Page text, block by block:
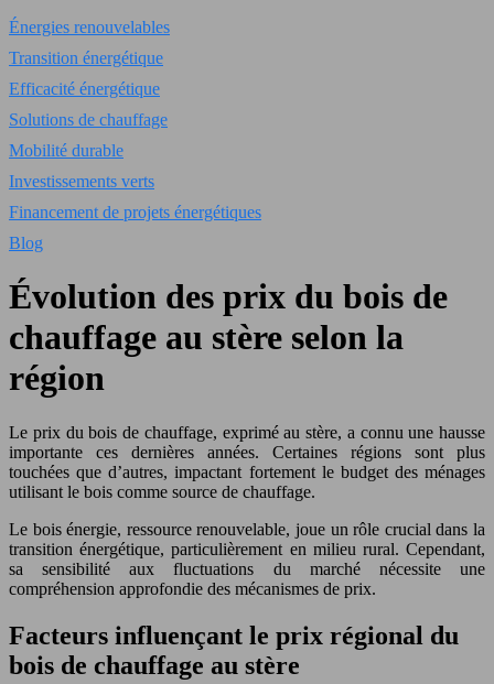
Énergies renouvelables
Transition énergétique
Efficacité énergétique
Solutions de chauffage
Mobilité durable
Investissements verts
Financement de projets énergétiques
Blog
Évolution des prix du bois de
chauffage au stère selon la
région
Le prix du bois de chauffage, exprimé au stère, a connu une hausse
importante ces dernières années. Certaines régions sont plus
touchées que d’autres, impactant fortement le budget des ménages
utilisant le bois comme source de chauffage.
Le bois énergie, ressource renouvelable, joue un rôle crucial dans la
transition énergétique, particulièrement en milieu rural. Cependant,
sa sensibilité aux fluctuations du marché nécessite une
compréhension approfondie des mécanismes de prix.
Facteurs influençant le prix régional du
bois de chauffage au stère